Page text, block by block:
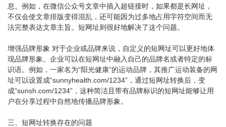
息。例如，在微信公众号文章中插入超链接时，如果都是长网址，
不仅会使文章排版变得混乱，还可能因为过多地占用字符空间而无
法完整表达文章主旨。短网址则很好地解决了这个问题。
增强品牌形象 对于企业或品牌来说，自定义的短网址可以更好地体
现品牌形象。企业可以在短网址中融入自己的品牌名或者特定的标
识语。例如，一家名为“阳光健康”的运动品牌，其推广运动装备的网
址可以设置成“sunnyhealth.com/1234”，通过短网址转换后，变
成“sunsh.com/1234”，这种简洁且带有品牌标识的短网址能够让用
户在分享过程中自然地传播品牌形象。
三、短网址转换存在的问题